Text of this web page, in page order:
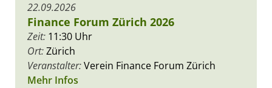
22.09.2026
Finance Forum Zürich 2026
Zeit: 11:30 Uhr
Ort:Zürich
Veranstalter:Verein Finance Forum Zürich
Mehr Infos